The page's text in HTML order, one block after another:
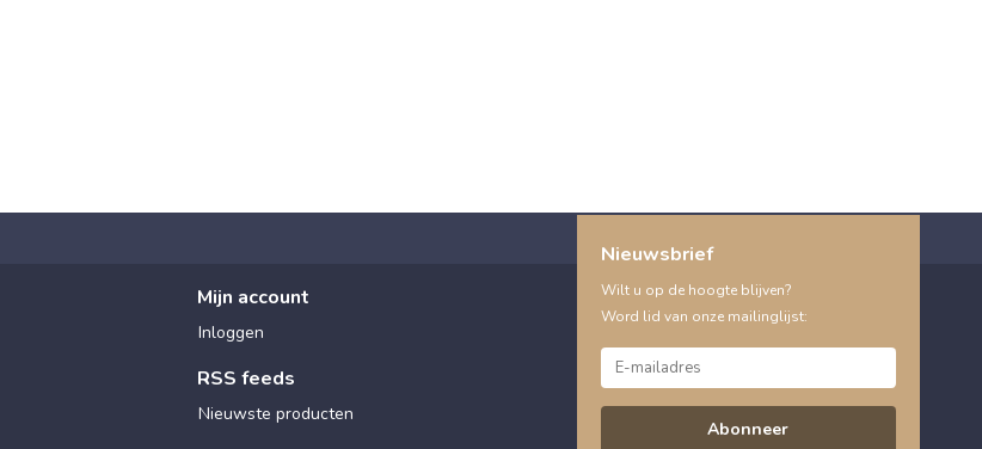
Mijn account
Inloggen
RSS feeds
Nieuwste producten
Nieuwsbrief
Wilt u op de hoogte blijven?
Word lid van onze mailinglijst:
Abonneer